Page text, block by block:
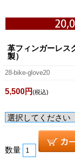
革フィンガーレス
製）
28-bike-glove20
5,500円 (税込)
数量